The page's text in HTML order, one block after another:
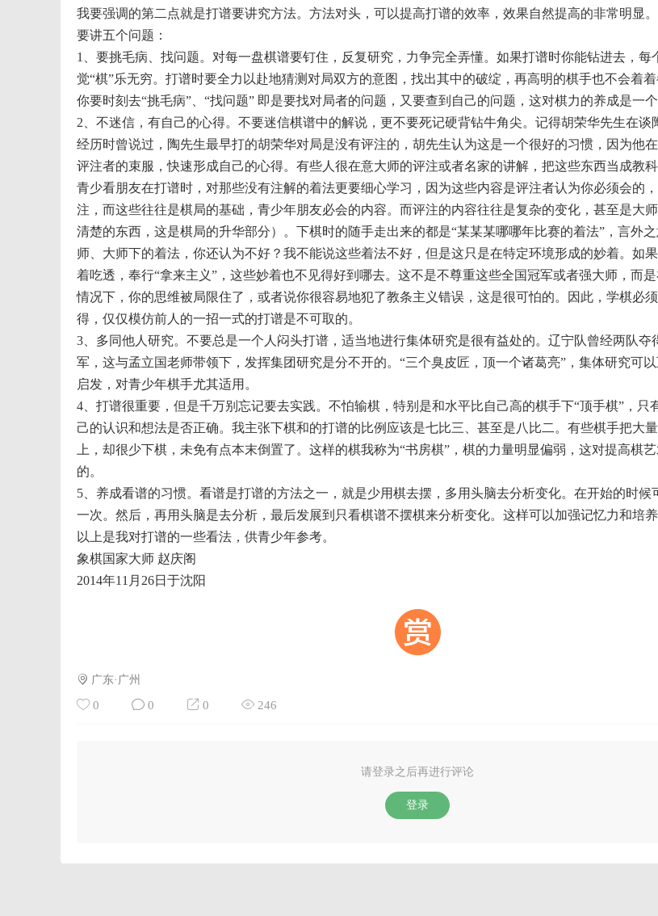
我要强调的第二点就是打谱要讲究方法。方法对头，可以提高打谱的效率，效果自然提高的非常明显
要讲五个问题：
1、要挑毛病、找问题。对每一盘棋谱要钉住，反复研究，力争完全弄懂。如果打谱时你能钻进去，每
觉“棋”乐无穷。打谱时要全力以赴地猜测对局双方的意图，找出其中的破绽，再高明的棋手也不会着
你要时刻去“挑毛病”、“找问题” 即是要找对局者的问题，又要查到自己的问题，这对棋力的养成是一个
2、不迷信，有自己的心得。不要迷信棋谱中的解说，更不要死记硬背钻牛角尖。记得胡荣华先生在谈
经历时曾说过，陶先生最早打的胡荣华对局是没有评注的，胡先生认为这是一个很好的习惯，因为他
评注者的束服，快速形成自己的心得。有些人很在意大师的评注或者名家的讲解，把这些东西当成教
青少看朋友在打谱时，对那些没有注解的着法更要细心学习，因为这些内容是评注者认为你必须会的
注，而这些往往是棋局的基础，青少年朋友必会的内容。而评注的内容往往是复杂的变化，甚至是大
清楚的东西，这是棋局的升华部分）。下棋时的随手走出来的都是“某某某哪哪年比赛的着法”，言外
师、大师下的着法，你还认为不好？我不能说这些着法不好，但是这只是在特定环境形成的妙着。如
着吃透，奉行“拿来主义”，这些妙着也不见得好到哪去。这不是不尊重这些全国冠军或者强大师，而
情况下，你的思维被局限住了，或者说你很容易地犯了教条主义错误，这是很可怕的。因此，学棋必
得，仅仅模仿前人的一招一式的打谱是不可取的。
3、多同他人研究。不要总是一个人闷头打谱，适当地进行集体研究是很有益处的。辽宁队曾经两队夺
军，这与孟立国老师带领下，发挥集团研究是分不开的。“三个臭皮匠，顶一个诸葛亮”，集体研究可
启发，对青少年棋手尤其适用。
4、打谱很重要，但是千万别忘记要去实践。不怕输棋，特别是和水平比自己高的棋手下“顶手棋”，只
己的认识和想法是否正确。我主张下棋和的打谱的比例应该是七比三、甚至是八比二。有些棋手把大
上，却很少下棋，未免有点本末倒置了。这样的棋我称为“书房棋”，棋的力量明显偏弱，这对提高棋
的。
5、养成看谱的习惯。看谱是打谱的方法之一，就是少用棋去摆，多用头脑去分析变化。在开始的时候
一次。然后，再用头脑是去分析，最后发展到只看棋谱不摆棋来分析变化。这样可以加强记忆力和培养
以上是我对打谱的一些看法，供青少年参考。
象棋国家大师 赵庆阁
2014年11月26日于沈阳
广东·广州
0 0 0 246
请登录之后再进行评论
登录